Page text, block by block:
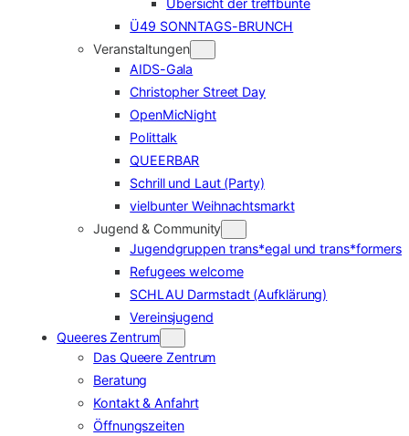
Ü49 SONNTAGS-BRUNCH
Veranstaltungen
AIDS-Gala
Christopher Street Day
OpenMicNight
Polittalk
QUEERBAR
Schrill und Laut (Party)
vielbunter Weihnachtsmarkt
Jugend & Community
Jugendgruppen trans*egal und trans*formers
Refugees welcome
SCHLAU Darmstadt (Aufklärung)
Vereinsjugend
Queeres Zentrum
Das Queere Zentrum
Beratung
Kontakt & Anfahrt
Öffnungszeiten